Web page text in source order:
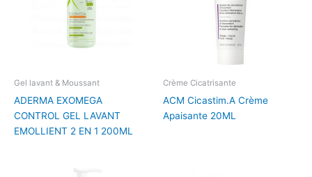
Gel lavant & Moussant
ADERMA EXOMEGA
CONTROL GEL LAVANT
EMOLLIENT 2 EN 1 200ML
Crème Cicatrisante
ACM Cicastim.A Crème
Apaisante 20ML